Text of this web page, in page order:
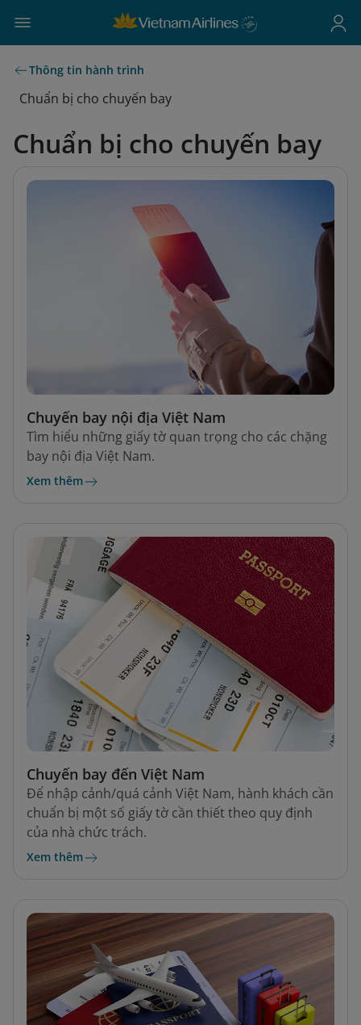
Thông tin hành trình
Chuẩn bị cho chuyến bay
Chuẩn bị cho chuyến bay
Chuyến bay nội địa Việt Nam
Tìm hiểu những giấy tờ quan trọng cho các chặng
bay nội địa Việt Nam.
Xem thêm
Chuyến bay đến Việt Nam
Để nhập cảnh/quá cảnh Việt Nam, hành khách cần
chuẩn bị một số giấy tờ cần thiết theo quy định
của nhà chức trách.
Xem thêm